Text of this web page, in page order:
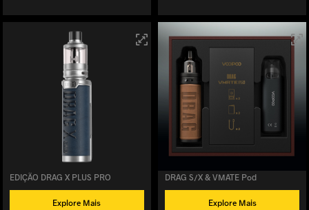
EDIÇÃO DRAG X PLUS PRO
Explore Mais
DRAG S/X & VMATE Pod
Explore Mais